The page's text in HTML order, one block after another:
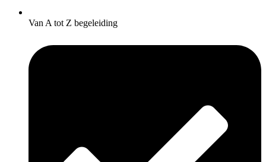
Van A tot Z begeleiding